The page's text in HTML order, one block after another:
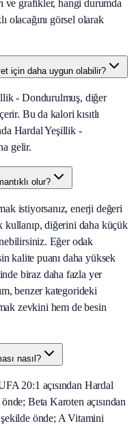
ve grafikler, hangi durumda
olacağını görsel olarak
için daha uygun olabilir?
- Dondurulmuş, diğer
Bu da kalori kısıtlı
Hardal Yeşillik -
gelir.
olur?
istiyorsanız, enerji değeri
kullanıp, diğerini daha küçük
Eğer odak
kalite puanı daha yüksek
biraz daha fazla yer
benzer kategorideki
zevkini hem de besin
nasıl?
20:1 açısından Hardal
Beta Karoten açısından
önde; A Vitamini